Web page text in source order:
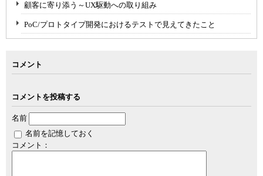
顧客に寄り添う～UX駆動への取り組み
PoC/プロトタイプ開発におけるテストで見えてきたこと
コメント
コメントを投稿する
名前
名前を記憶しておく
コメント：